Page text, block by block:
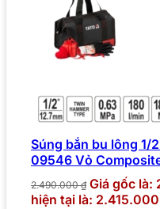
Súng bắn bu lông 1/
09546 Vỏ
2.490.000₫ Giá gốc
hiện tại là: